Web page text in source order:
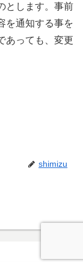
とします。事前
を通知する事を
あっても、変更
shimizu